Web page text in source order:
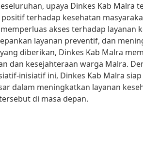
upaya Dinkes Kab Malra
terhadap kesehatan
akses terhadap layanan
layanan preventif, dan
diberikan, Dinkes Kab Malra
dan kesejahteraan warga Malra.
inisiatif ini, Dinkes Kab Malra
dalam meningkatkan layanan
di masa depan.